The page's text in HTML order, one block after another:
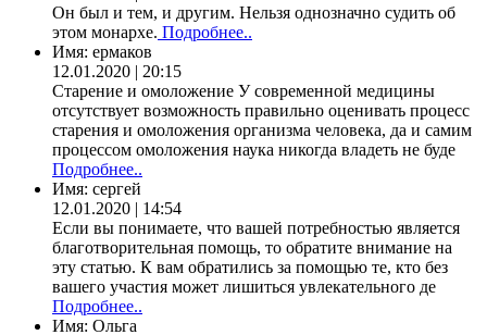
Он был и тем, и другим. Нельзя однозначно судить об
этом монархе. Подробнее..
Имя: ермаков
12.01.2020 | 20:15
Старение и омоложение У современной медицины
отсутствует возможность правильно оценивать процесс
старения и омоложения организма человека, да и самим
процессом омоложения наука никогда владеть не буде
Подробнее..
Имя: сергей
12.01.2020 | 14:54
Если вы понимаете, что вашей потребностью является
благотворительная помощь, то обратите внимание на
эту статью. К вам обратились за помощью те, кто без
вашего участия может лишиться увлекательного де
Подробнее..
Имя: Ольга